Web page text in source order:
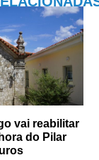
vai reabilitar
do Pilar